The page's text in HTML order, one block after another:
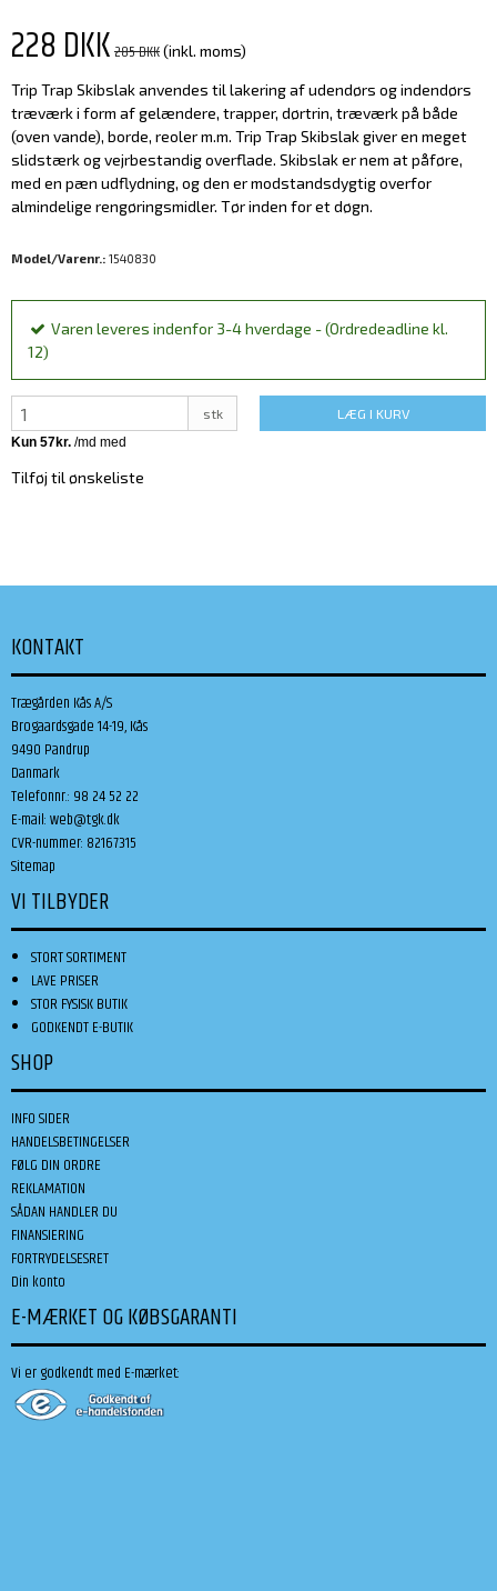
228 DKK285 DKK(inkl. moms)
Trip Trap Skibslak anvendes til lakering af udendørs og indendørs
træværk i form af gelændere, trapper, dørtrin, træværk på både
(oven vande), borde, reoler m.m. Trip Trap Skibslak giver en meget
slidstærk og vejrbestandig overflade. Skibslak er nem at påføre,
med en pæn udflydning, og den er modstandsdygtig overfor
almindelige rengøringsmidler. Tør inden for et døgn.
Model/Varenr.: 1540830
Varen leveres indenfor 3-4 hverdage - (Ordredeadline kl.
12)
stk LÆG I KURV
Tilføj til ønskeliste
KONTAKT
Trægården Kås A/S
Brogaardsgade 14-19, Kås
9490 Pandrup
Danmark
Telefonnr.: 98 24 52 22
E-mail:web@tgk.dk
CVR-nummer: 82167315
Sitemap
VI TILBYDER
STORT SORTIMENT
LAVE PRISER
STOR FYSISK BUTIK
GODKENDT E-BUTIK
SHOP
INFO SIDER
HANDELSBETINGELSER
FØLG DIN ORDRE
REKLAMATION
SÅDAN HANDLER DU
FINANSIERING
FORTRYDELSESRET
Din konto
E-MÆRKET OG KØBSGARANTI
Vi er godkendt med E-mærket: